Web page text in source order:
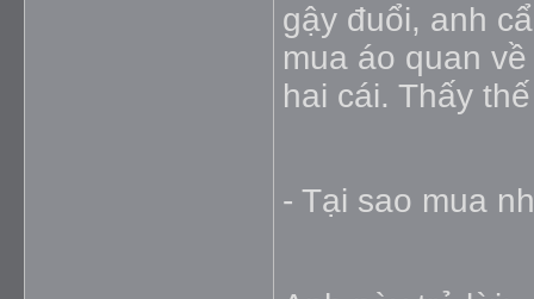
gậy đuổi, anh
mua áo quan
hai cái. Thấy
- Tại sao mua